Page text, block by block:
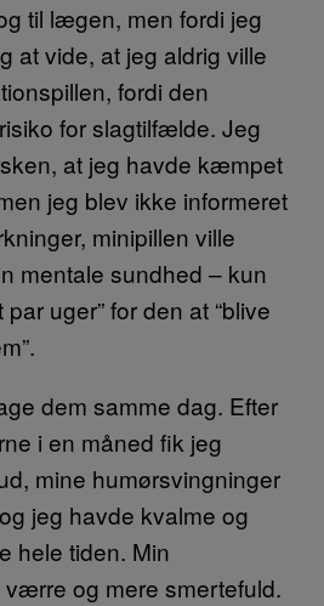
til lægen, men fordi jeg
at vide, at jeg aldrig ville
fordi den
for slagtilfælde. Jeg
at jeg havde kæmpet
jeg blev ikke informeret
minipillen ville
mentale sundhed – kun
uger” for den at “blive
dem samme dag. Efter
i en måned fik jeg
mine humørsvingninger
jeg havde kvalme og
hele tiden. Min
og mere smertefuld.